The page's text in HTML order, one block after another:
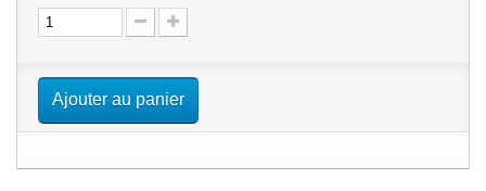
Ajouter au panier